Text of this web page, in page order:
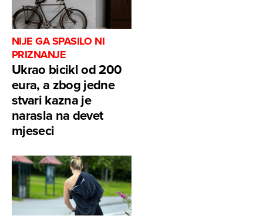
NIJE GA SPASILO NI
PRIZNANJE
Ukrao bicikl od 200
eura, a zbog jedne
stvari kazna je
narasla na devet
mjeseci